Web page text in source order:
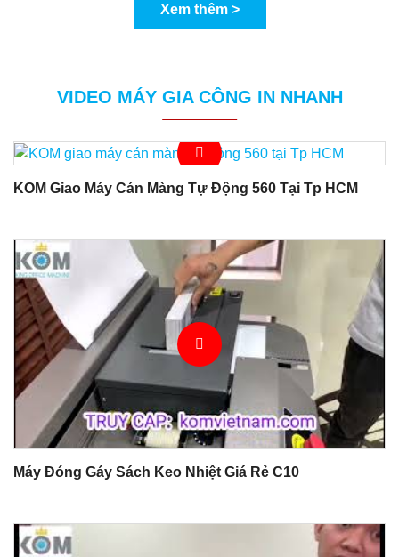
Xem thêm >
VIDEO MÁY GIA CÔNG IN NHANH
KOM Giao Máy Cán Màng Tự Động 560 Tại Tp HCM
Máy Đóng Gáy Sách Keo Nhiệt Giá Rẻ C10